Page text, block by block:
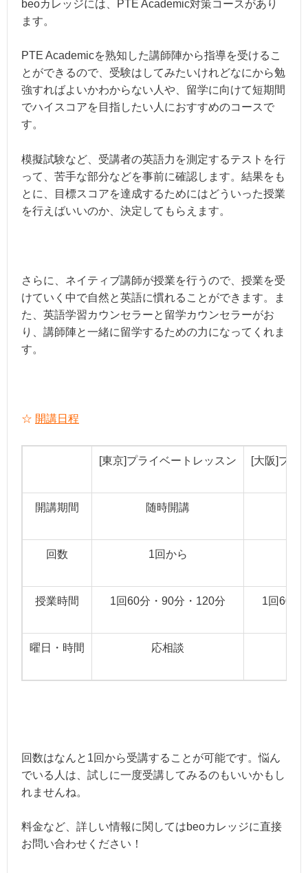
beoカレッジには、PTE Academic対策コースがあり
ます。
PTE Academicを熟知した講師陣から指導を受けるこ
とができるので、受験はしてみたいけれどなにから勉
強すればよいかわからない人や、留学に向けて短期間
でハイスコアを目指したい人におすすめのコースで
す。
模擬試験など、受講者の英語力を測定するテストを行
って、苦手な部分などを事前に確認します。結果をも
とに、目標スコアを達成するためにはどういった授業
を行えばいいのか、決定してもらえます。
さらに、ネイティブ講師が授業を行うので、授業を受
けていく中で自然と英語に慣れることができます。ま
た、英語学習カウンセラーと留学カウンセラーがお
り、講師陣と一緒に留学するための力になってくれま
す。
☆ 開講日程
[東京]プライベートレッスン [大阪]プラ
開講期間 随時開講
回数 1回から
授業時間 1回60分・90分・120分 1回60分
曜日・時間 応相談
回数はなんと1回から受講することが可能です。悩ん
でいる人は、試しに一度受講してみるのもいいかもし
れませんね。
料金など、詳しい情報に関してはbeoカレッジに直接
お問い合わせください！